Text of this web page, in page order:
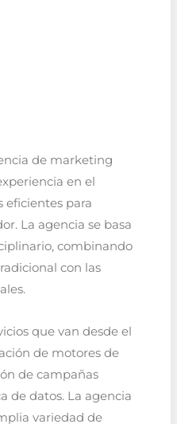
de marketing
en el
eficientes para
La agencia se basa
combinando
con las
que van desde el
de motores de
de campañas
de datos. La agencia
variedad de